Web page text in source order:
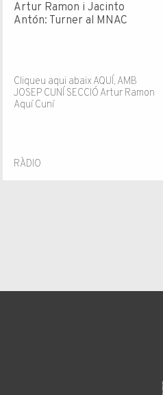
RÀDIO
Artur Ramon i Jacinto
Antón: Turner al MNAC
Cliqueu aqui abaix AQUÍ, AMB
JOSEP CUNÍ SECCIÓ Artur Ramon
Aquí Cuní